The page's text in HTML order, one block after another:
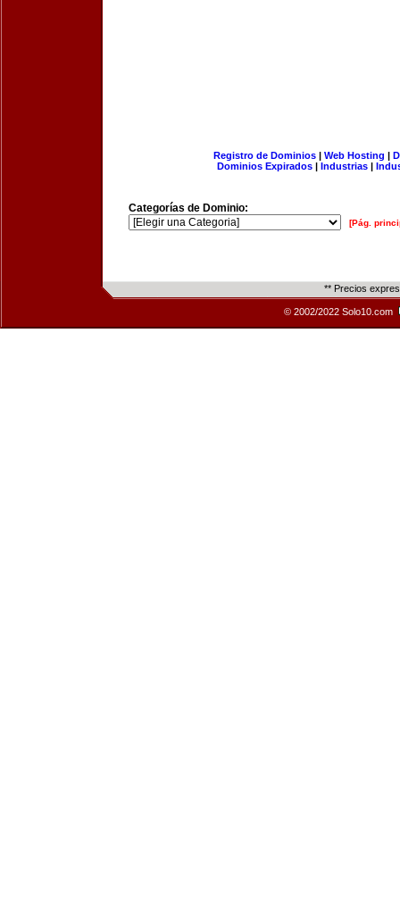
Registro de Dominios| Web Hosting |
Dominios Expirados | Industrias |
Categorías de Dominio:
[Pág.
** Precios
© 2002/2022 Solo10.com